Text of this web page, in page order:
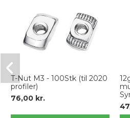
T-Nut M3 - 100Stk (til 2020
profiler)
76,00 kr.